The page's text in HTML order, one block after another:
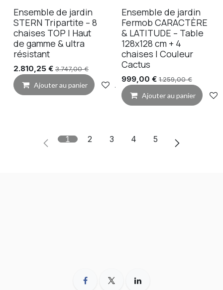
Ensemble de jardin
STERN Tripartite – 8
chaises TOP | Haut
de gamme & ultra
résistant
2.810,25 € 3.747,00€
Ajouter au panier Ajouter à la liste de souhaits
Ensemble de jardin
Fermob CARACTÈRE
& LATITUDE – Table
128x128 cm + 4
chaises | Couleur
Cactus
999,00 € 1.259,00€
Ajouter au panier
1 2 3 4 5